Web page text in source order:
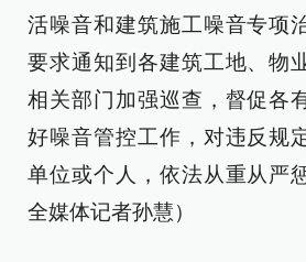
活噪音和建筑施工噪音专项
要求通知到各建筑工地、物
相关部门加强巡查，督促各
好噪音管控工作，对违反规
单位或个人，依法从重从严
全媒体记者孙慧）